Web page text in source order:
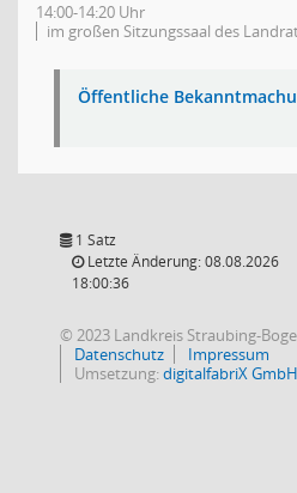
14:00-14:20 Uhr
im großen Sitzungssaal des
Öffentliche
1 Satz
Letzte Änderung: 08.08.2026
18:00:36
© 2023 Landkreis Straubing-
Datenschutz
Impressum
Umsetzung:digitalfabriX GmbH